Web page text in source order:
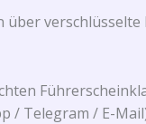
verschlüsselte
/ Telegram / E-